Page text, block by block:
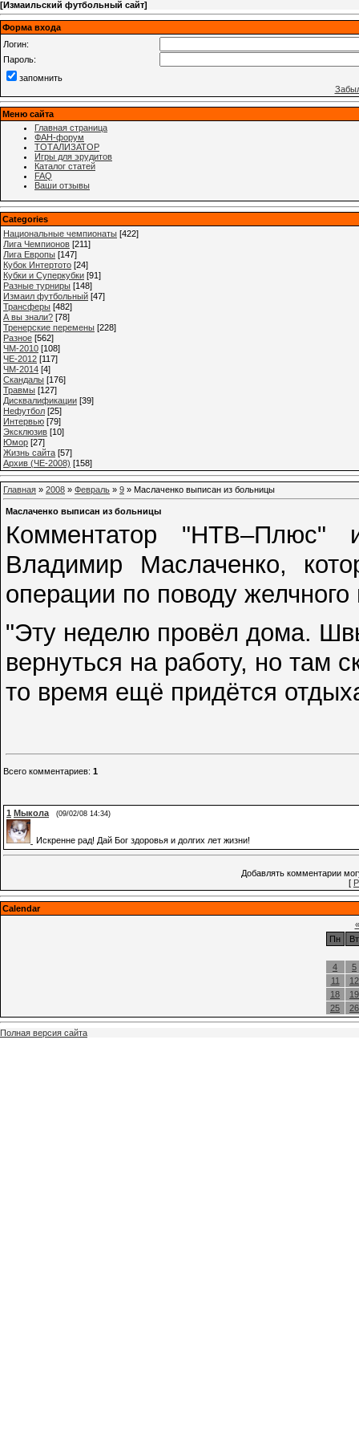
[Измаильский футбольный сайт]
Форма входа
Логин:
Пароль:
запомнить
Меню сайта
Главная страница
ФАН-форум
ТОТАЛИЗАТОР
Игры для эрудитов
Каталог статей
FAQ
Ваши отзывы
Categories
Национальные чемпионаты [422]
Лига Чемпионов [211]
Лига Европы [147]
Кубок Интертото [24]
Кубки и Суперкубки [91]
Разные турниры [148]
Измаил футбольный [47]
Трансферы [482]
А вы знали? [78]
Тренерские перемены [228]
Разное [562]
ЧМ-2010 [108]
ЧЕ-2012 [117]
ЧМ-2014 [4]
Cкандалы [176]
Травмы [127]
Дисквалификации [39]
Нефутбол [25]
Интервью [79]
Эксклюзив [10]
Юмор [27]
Жизнь сайта [57]
Архив (ЧЕ-2008) [158]
Главная » 2008 » Февраль » 9 » Маслаченко выписан из больницы
Маслаченко выписан из больницы
Комментатор
Владимир Маслаченко,
операции по поводу
"Эту неделю провёл дома.
вернуться на работу, но там
то время ещё придётся
Всего комментариев: 1
1 Мыкола (09/02/08 14:34)
Искренне рад! Дай Бог здоровья и долгих лет жизни!
Добавлять комментарии
[
Calendar
«
Пн
Вт
4
5
11
12
18
19
25
26
Полная версия сайта